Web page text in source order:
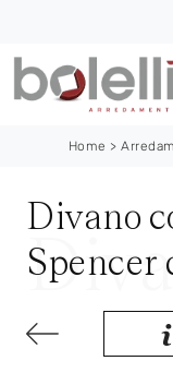
Home >
Divano
Spencer